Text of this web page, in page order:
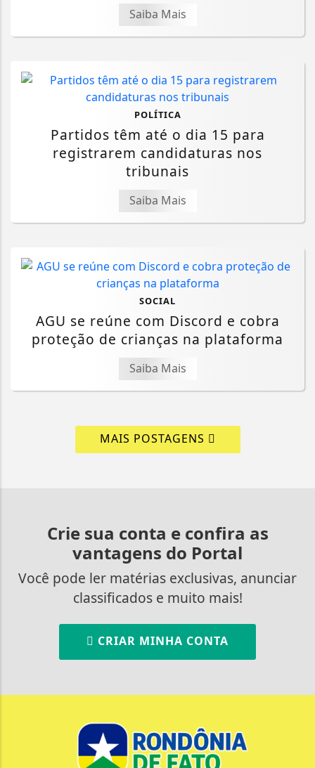
Saiba Mais
POLÍTICA
Partidos têm até o dia 15 para
registrarem candidaturas nos
tribunais
Saiba Mais
SOCIAL
AGU se reúne com Discord e cobra
proteção de crianças na plataforma
Saiba Mais
MAIS POSTAGENS
Crie sua conta e confira as
vantagens do Portal
Você pode ler matérias exclusivas, anunciar
classificados e muito mais!
CRIAR MINHA CONTA